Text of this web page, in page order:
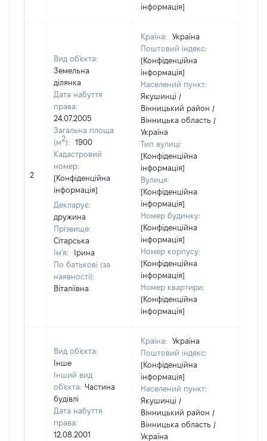
інформація]
2
Вид об'єкта:
Земельна
ділянка
Дата набуття
права:
24.07.2005
Загальна площа
(м2):
1900
Кадастровий
номер:
[Конфіденційна
інформація]
Декларує:
дружина
Прізвище:
Сітарська
Ім'я:
Ірина
По батькові (за
наявності):
Віталіївна
Країна:
Україна
Поштовий індекс:
[Конфіденційна
інформація]
Населений пункт:
Якушинці /
Вінницький район /
Вінницька область /
Україна
Тип вулиці:
[Конфіденційна
інформація]
Вулиця:
[Конфіденційна
інформація]
Номер будинку:
[Конфіденційна
інформація]
Номер корпусу:
[Конфіденційна
інформація]
Номер квартири:
[Конфіденційна
інформація]
Вид об'єкта:
Інше
Інший вид
об'єкта: Частина
будівлі
Дата набуття
права:
12.08.2001
Країна:
Україна
Поштовий індекс:
[Конфіденційна
інформація]
Населений пункт:
Якушинці /
Вінницький район /
Вінницька область /
Україна